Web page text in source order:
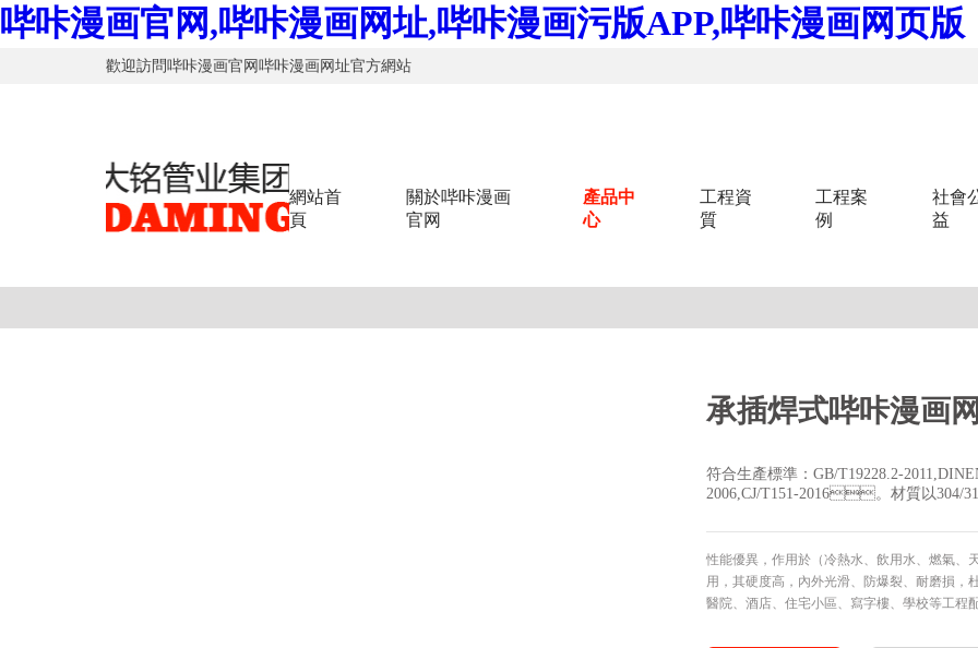
哔咔漫画官网,哔咔漫画网址,哔咔漫画污版APP,哔咔漫画网页版
歡迎訪問哔咔漫画官网哔咔漫画网址官方網站
網站首
頁
關於哔咔漫画
官网
產品中
心
工程資
質
工程案
例
社會
益
承插焊式哔咔漫画
符合生產標準：GB/T19228.2-
2006,CJ/T151-2016。材質以304/316L
性能優異，作用於（冷熱水、飲用水、燃氣
用，其硬度高，內外光滑、防爆裂、耐磨損
醫院、酒店、住宅小區、寫字樓、學校等工程